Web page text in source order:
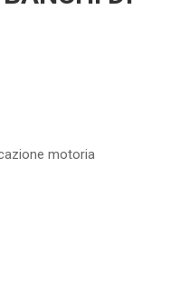
motoria